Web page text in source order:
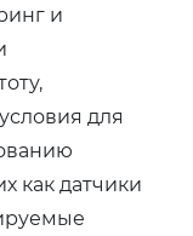
и
для
как датчики